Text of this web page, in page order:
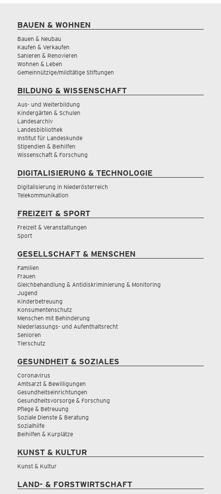
BAUEN & WOHNEN
Bauen & Neubau
Kaufen & Verkaufen
Sanieren & Renovieren
Wohnen & Leben
Gemeinnützige/mildtätige Stiftungen
BILDUNG & WISSENSCHAFT
Aus- und Weiterbildung
Kindergärten & Schulen
Landesarchiv
Landesbibliothek
Institut für Landeskunde
Stipendien & Beihilfen
Wissenschaft & Forschung
DIGITALISIERUNG & TECHNOLOGIE
Digitalisierung in Niederösterreich
Telekommunikation
FREIZEIT & SPORT
Freizeit & Veranstaltungen
Sport
GESELLSCHAFT & MENSCHEN
Familien
Frauen
Gleichbehandlung & Antidiskriminierung & Monitoring
Jugend
Kinderbetreuung
Konsumentenschutz
Menschen mit Behinderung
Niederlassungs- und Aufenthaltsrecht
Senioren
Tierschutz
GESUNDHEIT & SOZIALES
Coronavirus
Amtsarzt & Bewilligungen
Gesundheitseinrichtungen
Gesundheitsvorsorge & Forschung
Pflege & Betreuung
Soziale Dienste & Beratung
Sozialhilfe
Beihilfen & Kurplätze
KUNST & KULTUR
Kunst & Kultur
LAND- & FORSTWIRTSCHAFT